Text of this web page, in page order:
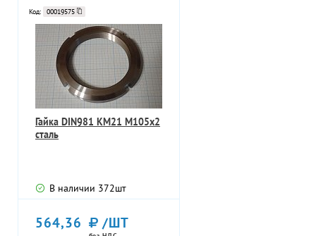
Код: 00019575
Гайка DIN981 KM21 M105х2
сталь
В наличии 372шт
564,36 /ШТ